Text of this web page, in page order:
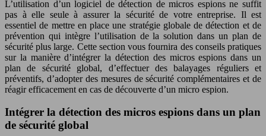
L’utilisation d’un logiciel de détection de micros espions ne suffit
pas à elle seule à assurer la sécurité de votre entreprise. Il est
essentiel de mettre en place une stratégie globale de détection et de
prévention qui intègre l’utilisation de la solution dans un plan de
sécurité plus large. Cette section vous fournira des conseils pratiques
sur la manière d’intégrer la détection des micros espions dans un
plan de sécurité global, d’effectuer des balayages réguliers et
préventifs, d’adopter des mesures de sécurité complémentaires et de
réagir efficacement en cas de découverte d’un micro espion.
Intégrer la détection des micros espions dans un plan
de sécurité global